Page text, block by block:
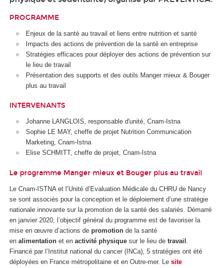
PROGRAMME
Enjeux de la santé au travail et liens entre nutrition et santé
Impacts des actions de prévention de la santé en entreprise
Stratégies efficaces pour déployer des actions de prévention sur
le lieu de travail
Présentation des supports et des outils Manger mieux & Bouger
plus au travail
INTERVENANTS
Johanne LANGLOIS, responsable d'unité, Cnam-Istna
Sophie LE MAY, cheffe de projet Nutrition Communication
Marketing, Cnam-Istna
Elise SCHMITT, cheffe de projet, Cnam-Istna
Le programme Manger mieux et Bouger plus au travail
Le Cnam-ISTNA et l’Unité d’Evaluation Médicale du CHRU de Nancy
se sont associés pour la conception et le déploiement d’une stratégie
nationale innovante sur la promotion de la santé des salariés. Démarré
en janvier 2020, l’objectif général du programme est de favoriser la
mise en œuvre d’actions de promotion de la santé
en alimentation et en activité physique sur le lieu de travail .
Financé par l’Institut national du cancer (INCa), 5 stratégies ont été
déployées en France métropolitaine et en Outre-mer. Le site